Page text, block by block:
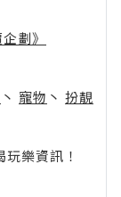
劃》
丶 寵物 丶 扮靚
樂資訊！